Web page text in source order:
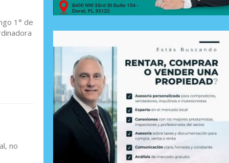
1° de
no